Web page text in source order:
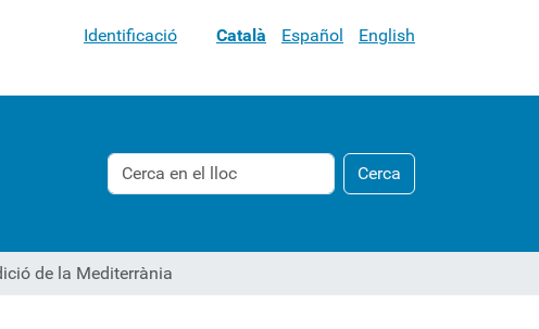
Identificació Català Español English
Cerca Cerca
Cerca
avançada…
de la Mediterrània